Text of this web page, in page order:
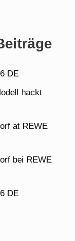
DE
hackt
at REWE
bei REWE
DE